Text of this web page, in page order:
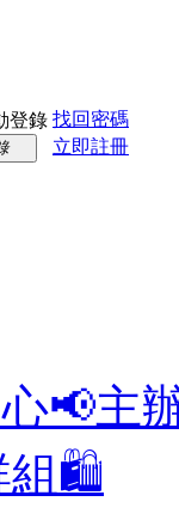
登錄 找回密碼
立即註冊
📢主
組🛍️